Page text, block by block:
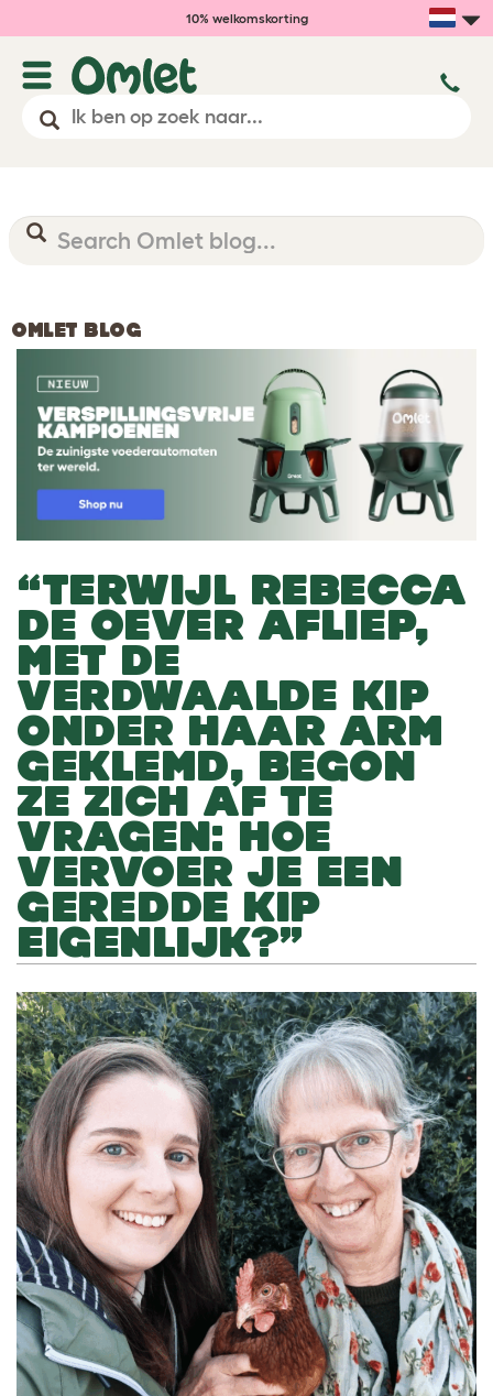
10% welkomskorting
OMLET BLOG
“TERWIJL REBECCA
DE OEVER AFLIEP,
MET DE
VERDWAALDE KIP
ONDER HAAR ARM
GEKLEMD, BEGON
ZE ZICH AF TE
VRAGEN: HOE
VERVOER JE EEN
GEREDDE KIP
EIGENLIJK?”